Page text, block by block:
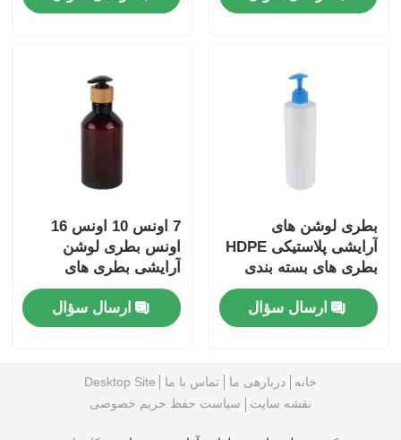
بطری لوشن های
آرایشی پلاستیکی HDPE
بطری های بسته بندی
آرایشی سفارشی
ارسال سؤال
7 اونس 10 اونس 16
اونس بطری لوشن
آرایشی بطری های
لوشن PET قابل پر کردن
دوباره
ارسال سؤال
خانه دربارهی ما تماس با ما
Desktop Site
نقشه سایت
سیاست حفظ حریم خصوصی